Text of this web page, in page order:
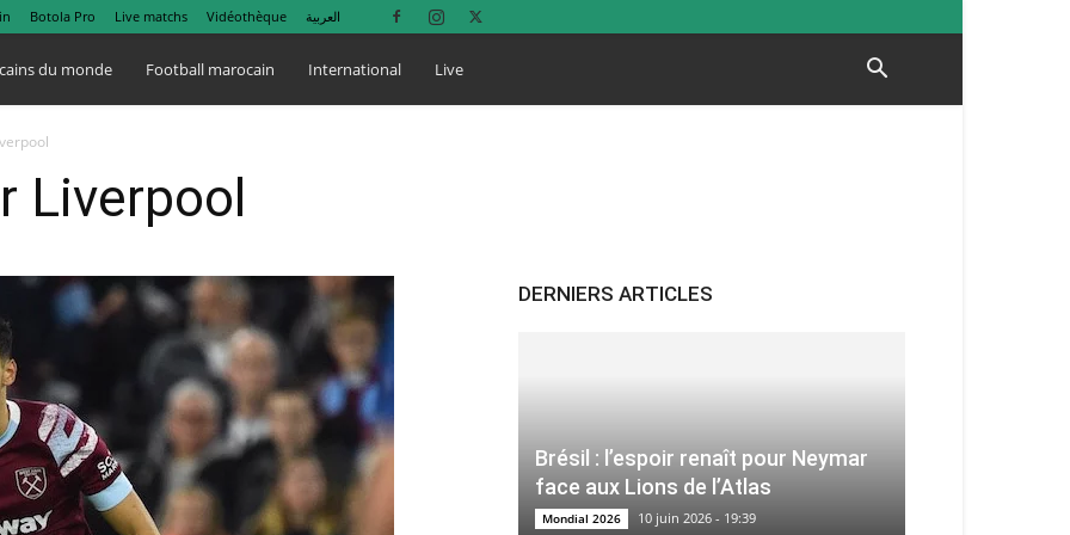
Botola Pro Live matchs Vidéothèque العربية
du monde Football marocain International Live
Liverpool
DERNIERS ARTICLES
Brésil : l’espoir renaît pour Neymar
face aux Lions de l’Atlas
Mondial 2026 10 juin 2026 - 19:39